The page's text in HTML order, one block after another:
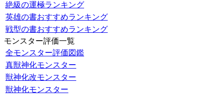
絶級の運極ランキング
英雄の書おすすめランキング
戦型の書おすすめランキング
モンスター評価一覧
全モンスター評価図鑑
真獣神化モンスター
獣神化改モンスター
獣神化モンスター